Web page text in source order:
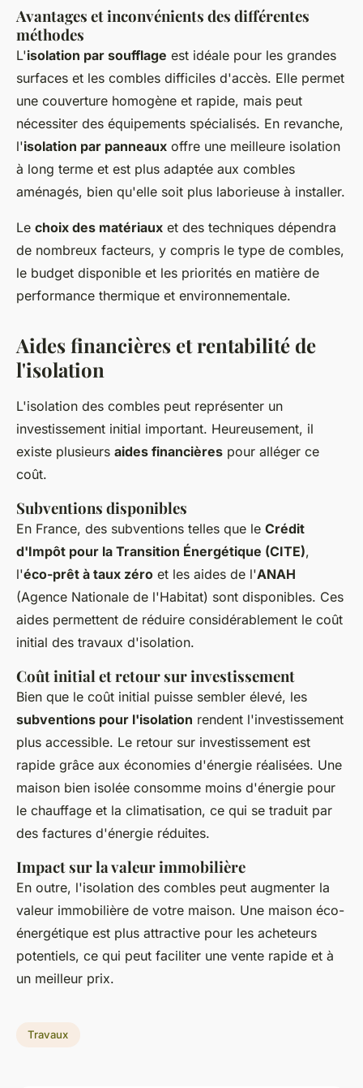
Avantages et inconvénients des différentes
méthodes
L'isolation par soufflage est idéale pour les grandes
surfaces et les combles difficiles d'accès. Elle permet
une couverture homogène et rapide, mais peut
nécessiter des équipements spécialisés. En revanche,
l'isolation par panneaux offre une meilleure isolation
à long terme et est plus adaptée aux combles
aménagés, bien qu'elle soit plus laborieuse à installer.
Le choix des matériaux et des techniques dépendra
de nombreux facteurs, y compris le type de combles,
le budget disponible et les priorités en matière de
performance thermique et environnementale.
Aides financières et rentabilité de
l'isolation
L'isolation des combles peut représenter un
investissement initial important. Heureusement, il
existe plusieurs aides financières pour alléger ce
coût.
Subventions disponibles
En France, des subventions telles que le Crédit
d'Impôt pour la Transition Énergétique (CITE),
l'éco-prêt à taux zéro et les aides de l'ANAH
(Agence Nationale de l'Habitat) sont disponibles. Ces
aides permettent de réduire considérablement le coût
initial des travaux d'isolation.
Coût initial et retour sur investissement
Bien que le coût initial puisse sembler élevé, les
subventions pour l'isolation rendent l'investissement
plus accessible. Le retour sur investissement est
rapide grâce aux économies d'énergie réalisées. Une
maison bien isolée consomme moins d'énergie pour
le chauffage et la climatisation, ce qui se traduit par
des factures d'énergie réduites.
Impact sur la valeur immobilière
En outre, l'isolation des combles peut augmenter la
valeur immobilière de votre maison. Une maison éco-
énergétique est plus attractive pour les acheteurs
potentiels, ce qui peut faciliter une vente rapide et à
un meilleur prix.
Travaux